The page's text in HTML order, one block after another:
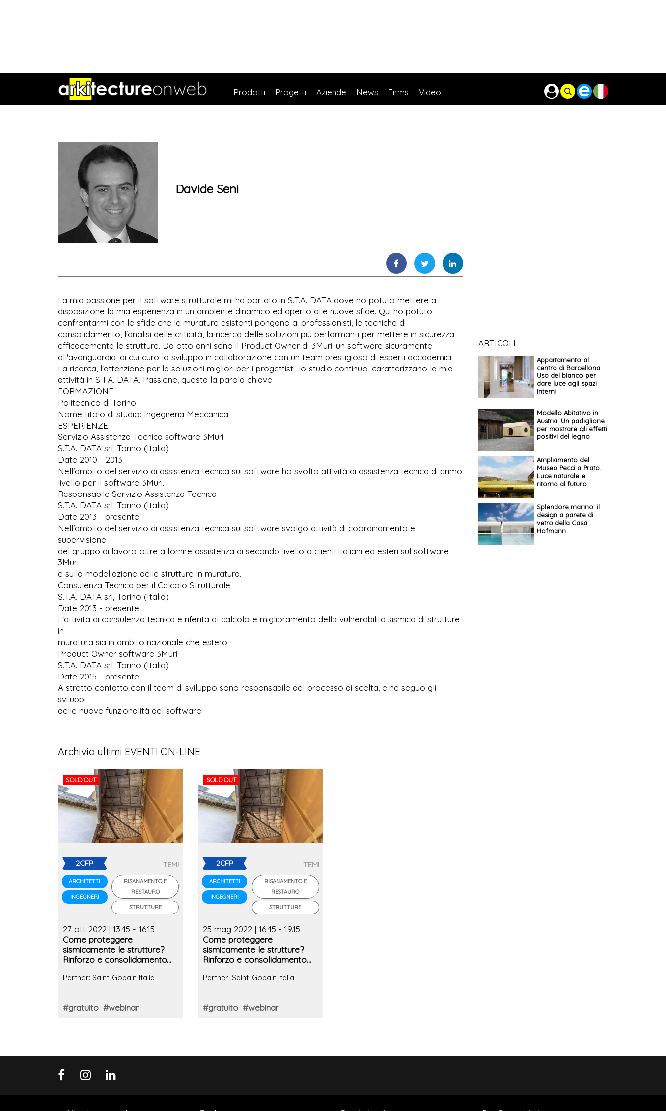
Prodotti Progetti Aziende News Firms Video
Davide Seni
La mia passione per il software strutturale mi ha portato in S.T.A. DATA dove ho potuto mettere a
disposizione la mia esperienza in un ambiente dinamico ed aperto alle nuove sfide. Qui ho potuto
confrontarmi con le sfide che le murature esistenti pongono ai professionisti, le tecniche di
consolidamento, l'analisi delle criticità, la ricerca delle soluzioni più performanti per mettere in sicurezza
efficacemente le strutture. Da otto anni sono il Product Owner di 3Muri, un software sicuramente
all'avanguardia, di cui curo lo sviluppo in collaborazione con un team prestigioso di esperti accademici.
La ricerca, l'attenzione per le soluzioni migliori per i progettisti, lo studio continuo, caratterizzano la mia
attività in S.T.A. DATA. Passione, questa la parola chiave.
FORMAZIONE
Politecnico di Torino
Nome titolo di studio: Ingegneria Meccanica
ESPERIENZE
Servizio Assistenza Tecnica software 3Muri
S.T.A. DATA srl, Torino (Italia)
Date 2010 - 2013
Nell’ambito del servizio di assistenza tecnica sui software ho svolto attività di assistenza tecnica di primo
livello per il software 3Muri.
Responsabile Servizio Assistenza Tecnica
S.T.A. DATA srl, Torino (Italia)
Date 2013 - presente
Nell’ambito del servizio di assistenza tecnica sui software svolgo attività di coordinamento e
supervisione
del gruppo di lavoro oltre a fornire assistenza di secondo livello a clienti italiani ed esteri sul software
3Muri
e sulla modellazione delle strutture in muratura.
Consulenza Tecnica per il Calcolo Strutturale
S.T.A. DATA srl, Torino (Italia)
Date 2013 - presente
L’attività di consulenza tecnica è riferita al calcolo e miglioramento della vulnerabilità sismica di strutture
in
muratura sia in ambito nazionale che estero.
Product Owner software 3Muri
S.T.A. DATA srl, Torino (Italia)
Date 2015 - presente
A stretto contatto con il team di sviluppo sono responsabile del processo di scelta, e ne seguo gli
sviluppi,
delle nuove funzionalità del software.
Archivio ultimi EVENTI ON-LINE
SOLD OUT
2CFP
ARCHITETTI
INGEGNERI
TEMI
RISANAMENTO E
RESTAURO
STRUTTURE
27 ott 2022 | 13.45 - 16.15
Come proteggere
sismicamente le strutture?
Rinforzo e consolidamento
normativa ai sistemi
Partner: Saint-Gobain Italia
#gratuito #webinar
SOLD OUT
2CFP
ARCHITETTI
INGEGNERI
TEMI
RISANAMENTO E
RESTAURO
STRUTTURE
25 mag 2022 | 16.45 - 19.15
Come proteggere
sismicamente le strutture?
Rinforzo e consolidamento
normativa ai sistemi
Partner: Saint-Gobain Italia
#gratuito #webinar
ARTICOLI
Appartamento al
centro di Barcellona.
Uso del bianco per
dare luce agli spazi
interni
Modello Abitativo in
Austria. Un padiglione
per mostrare gli effetti
positivi del legno
Ampliamento del
Museo Pecci a Prato.
Luce naturale e
ritorno al futuro
Splendore marino: il
design a parete di
vetro della Casa
Hofmann